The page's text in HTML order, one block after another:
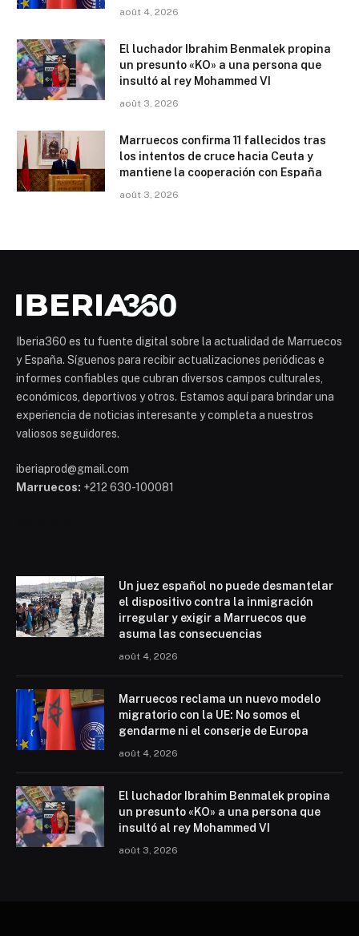
août 4, 2026
El luchador Ibrahim Benmalek propina
un presunto «KO» a una persona que
insultó al rey Mohammed VI
août 3, 2026
Marruecos confirma 11 fallecidos tras
los intentos de cruce hacia Ceuta y
mantiene la cooperación con España
août 3, 2026
Iberia360 es tu fuente digital sobre la actualidad de Marruecos
y España. Síguenos para recibir actualizaciones periódicas e
informes confiables que cubran diversos campos culturales,
económicos, deportivos y otros. Estamos aquí para brindar una
experiencia de noticias interesante y completa a nuestros
valiosos seguidores.
iberiaprod@gmail.com
Marruecos: +212 630-100081
Un juez español no puede desmantelar
el dispositivo contra la inmigración
irregular y exigir a Marruecos que
asuma las consecuencias
août 4, 2026
Marruecos reclama un nuevo modelo
migratorio con la UE: No somos el
gendarme ni el conserje de Europa
août 4, 2026
El luchador Ibrahim Benmalek propina
un presunto «KO» a una persona que
insultó al rey Mohammed VI
août 3, 2026